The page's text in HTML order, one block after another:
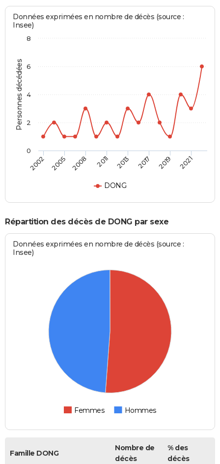
Personnes décédées
Données exprimées en nombre de décès (source :
Insee)
DONG
2002 2005 2008 2011 2013 2017 2019 2021
0
2
4
6
8
Répartition des décès de DONG par sexe
Données exprimées en nombre de décès (source :
Insee)
Femmes Hommes
Famille DONG
Nombre de
décès
% des
décès